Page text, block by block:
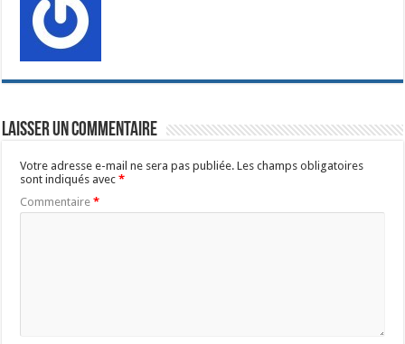
Laisser un commentaire
Votre adresse e-mail ne sera pas publiée. Les champs obligatoires
sont indiqués avec*
Commentaire*